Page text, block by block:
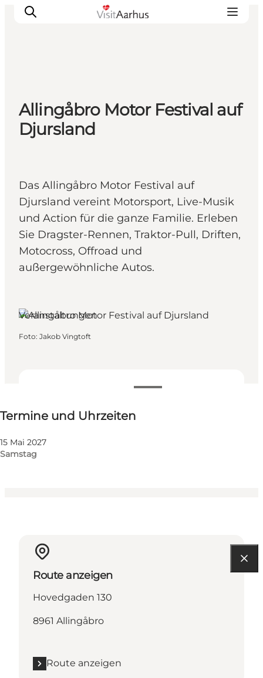
Sehen und erleben
Veranstaltungen
Städte und Regionen
Allingåbro Motor Festival auf
Djursland
Das Allingåbro Motor Festival auf
Djursland vereint Motorsport, Live-Musik
und Action für die ganze Familie. Erleben
Sie Dragster-Rennen, Traktor-Pull, Driften,
Motocross, Offroad und
außergewöhnliche Autos.
Termine und Uhrzeiten
Termine und Uhrzeiten
15 Mai 2027
Samstag
Website besuchen
Freunde, Mein Partner
Veranstaltungen
Foto: Jakob Vingtoft
Route anzeigen
Hovedgaden 130
8961 Allingåbro
Route anzeigen